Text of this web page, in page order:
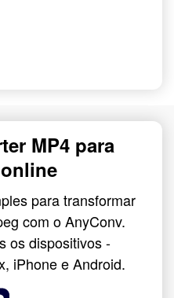
MP4 para
para transformar
com o AnyConv.
os dispositivos -
iPhone e Android.